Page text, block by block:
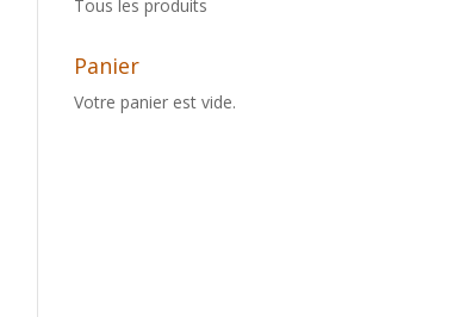
Tous les produits
Panier
Votre panier est vide.